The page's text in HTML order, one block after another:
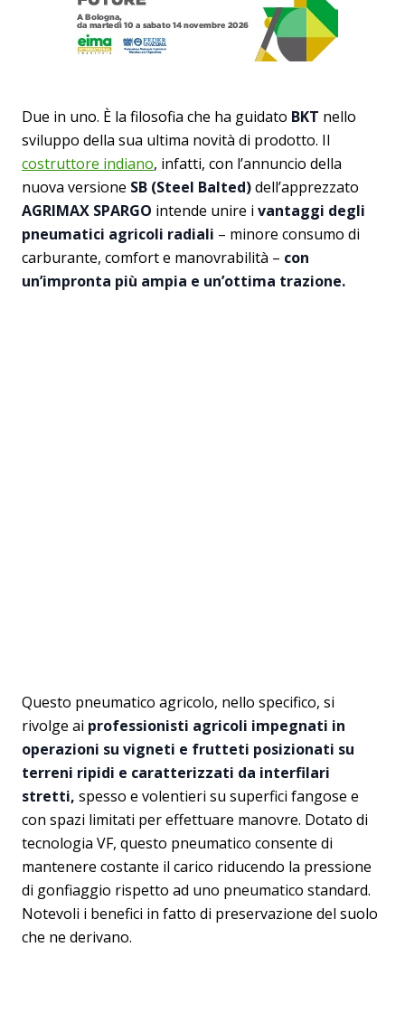
Due in uno. È la filosofia che ha guidato BKT nello
sviluppo della sua ultima novità di prodotto. Il
costruttore indiano, infatti, con l’annuncio della
nuova versione SB (Steel Balted)dell’apprezzato
AGRIMAX SPARGO intende unire i vantaggi degli
pneumatici agricoli radiali – minore consumo di
carburante, comfort e manovrabilità – con
un’impronta più ampia e un’ottima trazione.
Questo pneumatico agricolo, nello specifico, si
rivolge ai professionisti agricoli impegnati in
operazioni su vigneti e frutteti posizionati su
terreni ripidi e caratterizzati da interfilari
stretti, spesso e volentieri su superfici fangose e
con spazi limitati per effettuare manovre. Dotato di
tecnologia VF, questo pneumatico consente di
mantenere costante il carico riducendo la pressione
di gonfiaggio rispetto ad uno pneumatico standard.
Notevoli i benefici in fatto di preservazione del suolo
che ne derivano.